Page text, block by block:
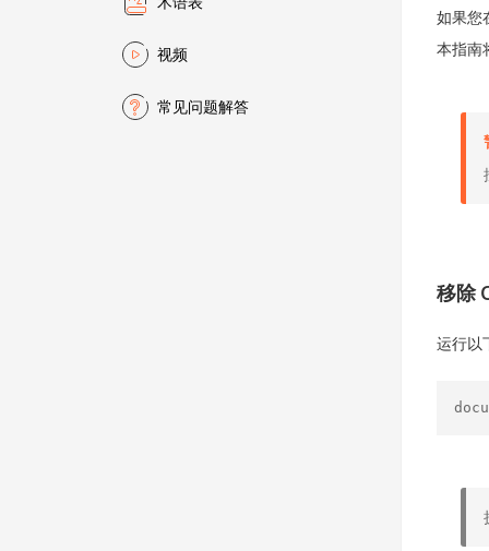
视频
常见问题解答
如果您
本指南
移除
运行以